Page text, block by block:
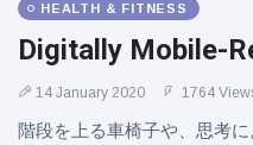
HEALTH & FITNESS
Digitally Mobile-
14 January 2020 1764
階段を上る車椅子や、思考